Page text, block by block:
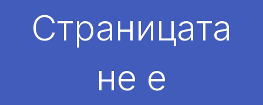
Страницата
не е